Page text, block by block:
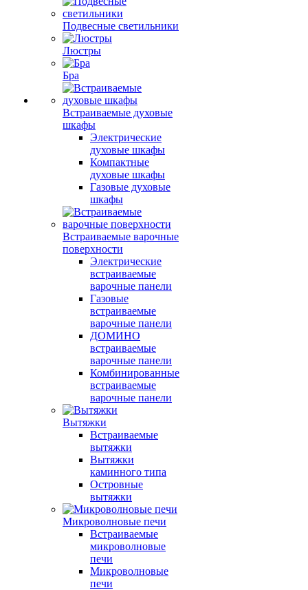
Подвесные светильники
Люстры
Бра
Встраиваемые духовые
шкафы
Электрические
духовые шкафы
Компактные
духовые шкафы
Газовые духовые
шкафы
Встраиваемые варочные
поверхности
Электрические
встраиваемые
варочные панели
Газовые
встраиваемые
варочные панели
ДОМИНО
встраиваемые
варочные панели
Комбинированные
встраиваемые
варочные панели
Вытяжки
Встраиваемые
вытяжки
Вытяжки
каминного типа
Островные
вытяжки
Микроволновые печи
Встраиваемые
микроволновые
печи
Микроволновые
печи